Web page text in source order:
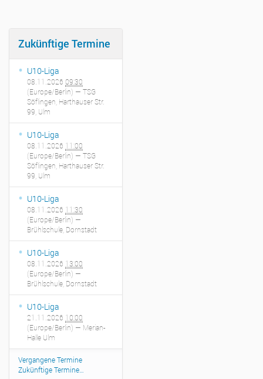
Zukünftige Termine
U10-Liga
08.11.2026 09:30
(Europe/Berlin) — TSG
Söflingen, Harthauser Str.
99, Ulm
U10-Liga
08.11.2026 11:00
(Europe/Berlin) — TSG
Söflingen, Harthauser Str.
99, Ulm
U10-Liga
08.11.2026 11:30
(Europe/Berlin) —
Brühlschule, Dornstadt
U10-Liga
08.11.2026 13:00
(Europe/Berlin) —
Brühlschule, Dornstadt
U10-Liga
21.11.2026 10:00
(Europe/Berlin) — Merian-
Halle Ulm
Vergangene Termine
Zukünftige Termine…